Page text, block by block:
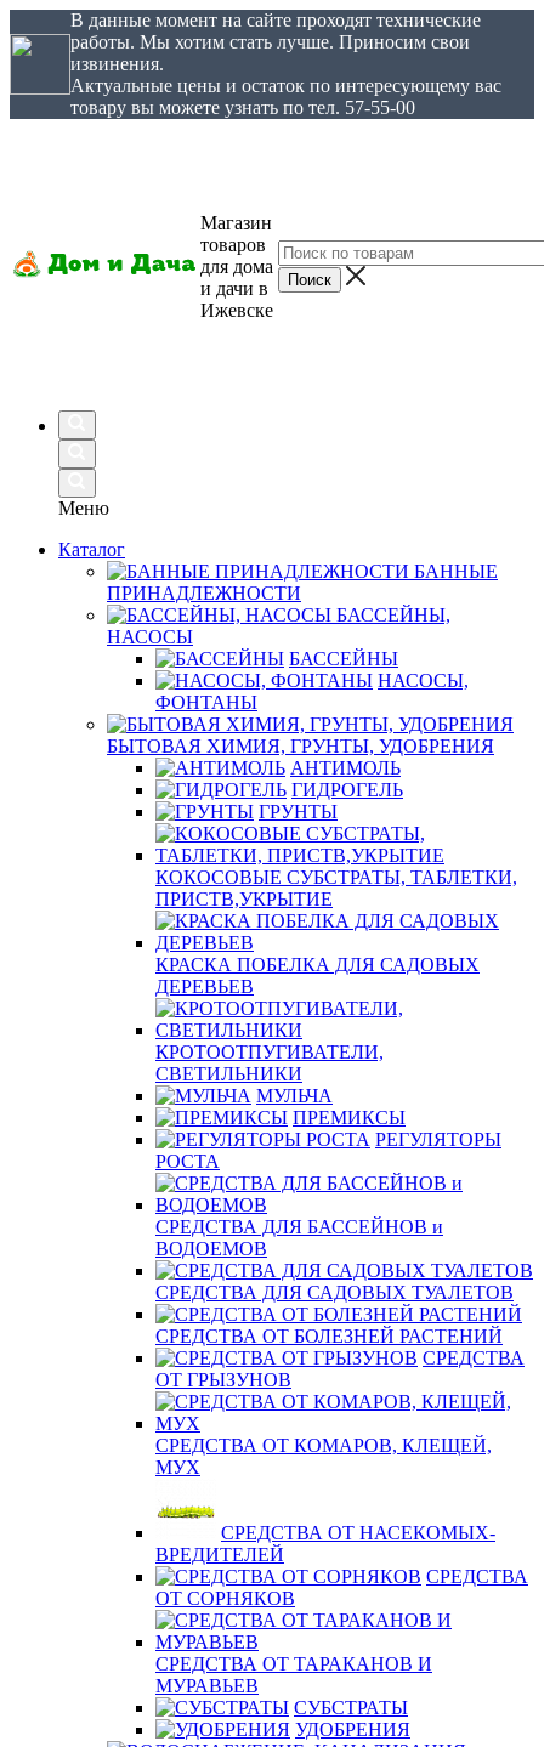
В данные момент на сайте проходят технические
работы. Мы хотим стать лучше. Приносим свои
извинения.
Актуальные цены и остаток по интересующему вас
товару вы можете узнать по тел. 57-55-00
Магазин
товаров
для дома
и дачи в
Ижевске
Меню
Каталог
БАННЫЕ
ПРИНАДЛЕЖНОСТИ
БАССЕЙНЫ,
НАСОСЫ
БАССЕЙНЫ
НАСОСЫ,
ФОНТАНЫ
БЫТОВАЯ ХИМИЯ, ГРУНТЫ, УДОБРЕНИЯ
АНТИМОЛЬ
ГИДРОГЕЛЬ
ГРУНТЫ
КОКОСОВЫЕ СУБСТРАТЫ, ТАБЛЕТКИ,
ПРИСТВ,УКРЫТИЕ
КРАСКА ПОБЕЛКА ДЛЯ САДОВЫХ
ДЕРЕВЬЕВ
КРОТООТПУГИВАТЕЛИ,
СВЕТИЛЬНИКИ
МУЛЬЧА
ПРЕМИКСЫ
РЕГУЛЯТОРЫ
РОСТА
СРЕДСТВА ДЛЯ БАССЕЙНОВ и
ВОДОЕМОВ
СРЕДСТВА ДЛЯ САДОВЫХ ТУАЛЕТОВ
СРЕДСТВА ОТ БОЛЕЗНЕЙ РАСТЕНИЙ
СРЕДСТВА
ОТ ГРЫЗУНОВ
СРЕДСТВА ОТ КОМАРОВ, КЛЕЩЕЙ,
МУХ
СРЕДСТВА ОТ НАСЕКОМЫХ-
ВРЕДИТЕЛЕЙ
СРЕДСТВА
ОТ СОРНЯКОВ
СРЕДСТВА ОТ ТАРАКАНОВ И
МУРАВЬЕВ
СУБСТРАТЫ
УДОБРЕНИЯ